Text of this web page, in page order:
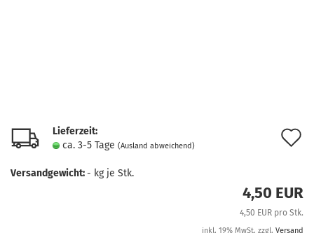
Lieferzeit:
ca. 3-5 Tage (Ausland abweichend)
Versandgewicht:- kg je Stk.
4,50 EUR
4,50 EUR pro Stk.
inkl. 19% MwSt. zzgl. Versand